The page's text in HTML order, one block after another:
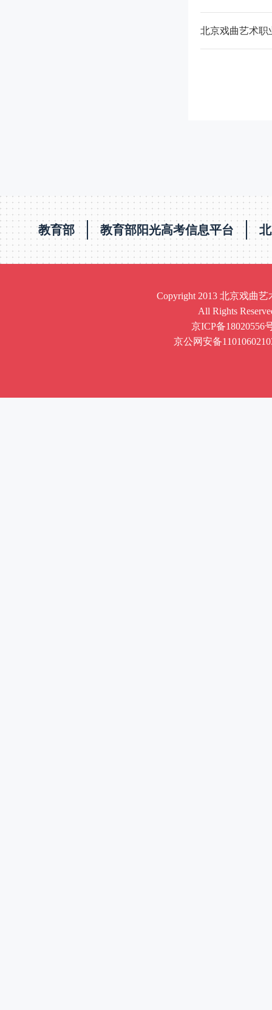
北京戏曲艺术职
教育部 教育部阳光高考信息平台
Copyright 2013 北京戏曲
All Rights
京ICP备18020556
京公网安备